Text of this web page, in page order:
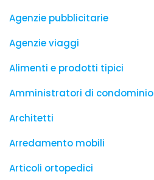
Agenzie pubblicitarie
Agenzie viaggi
Alimenti e prodotti tipici
Amministratori di condominio
Architetti
Arredamento mobili
Articoli ortopedici